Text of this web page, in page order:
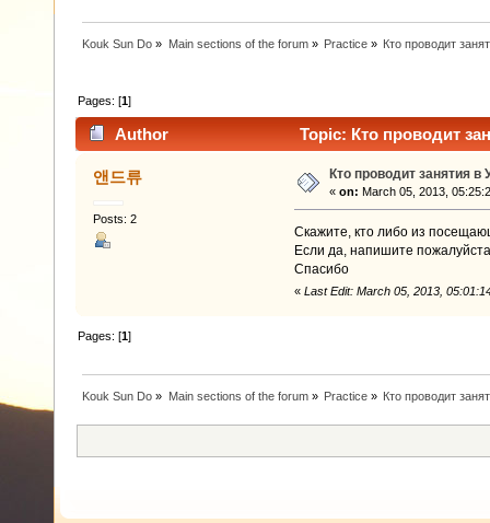
Kouk Sun Do » Main sections of the forum» Practice» Кто проводит
Pages: [1]
Author Topic: Кто проводит
앤드류
Posts: 2
Кто проводит занятия в
« on: March 05, 2013,
Скажите, кто либо из
Если да, напишите
Спасибо
« Last Edit: March 05, 2013,
Pages: [1]
Kouk Sun Do » Main sections of the forum» Practice» Кто проводит